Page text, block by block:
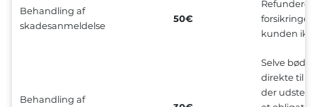
Behandling af
skadesanmeldelse
50€
forsikringen
kunden
Behandling af
Selve
direkte til
der